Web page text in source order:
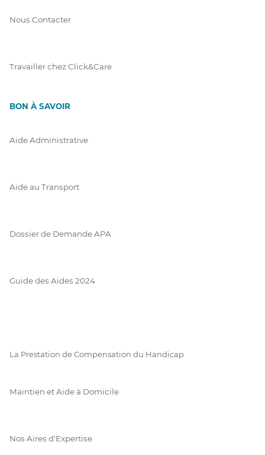
Nous Contacter
Travailler chez Click&Care
BON À SAVOIR
Aide Administrative
Aide au Transport
Dossier de Demande APA
Guide des Aides 2024
La Prestation de Compensation du Handicap
Maintien et Aide à Domicile
Nos Aires d'Expertise